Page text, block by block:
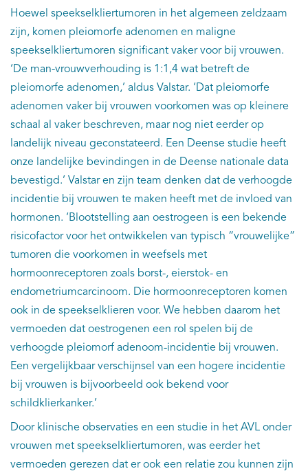
Hoewel speekselkliertumoren in het algemeen zeldzaam
zijn, komen pleiomorfe adenomen en maligne
speekselkliertumoren significant vaker voor bij vrouwen.
‘De man-vrouwverhouding is 1:1,4 wat betreft de
pleiomorfe adenomen,’ aldus Valstar. ‘Dat pleiomorfe
adenomen vaker bij vrouwen voorkomen was op kleinere
schaal al vaker beschreven, maar nog niet eerder op
landelijk niveau geconstateerd. Een Deense studie heeft
onze landelijke bevindingen in de Deense nationale data
bevestigd.’ Valstar en zijn team denken dat de verhoogde
incidentie bij vrouwen te maken heeft met de invloed van
hormonen. ‘Blootstelling aan oestrogeen is een bekende
risicofactor voor het ontwikkelen van typisch “vrouwelijke”
tumoren die voorkomen in weefsels met
hormoonreceptoren zoals borst-, eierstok- en
endometriumcarcinoom. Die hormoonreceptoren komen
ook in de speekselklieren voor. We hebben daarom het
vermoeden dat oestrogenen een rol spelen bij de
verhoogde pleiomorf adenoom-incidentie bij vrouwen.
Een vergelijkbaar verschijnsel van een hogere incidentie
bij vrouwen is bijvoorbeeld ook bekend voor
schildklierkanker.’
Door klinische observaties en een studie in het AVL onder
vrouwen met speekselkliertumoren, was eerder het
vermoeden gerezen dat er ook een relatie zou kunnen zijn